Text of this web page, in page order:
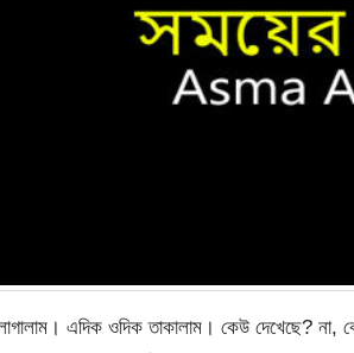
লাগালাম। এদিক ওদিক তাকালাম। কেউ দেখেছে?